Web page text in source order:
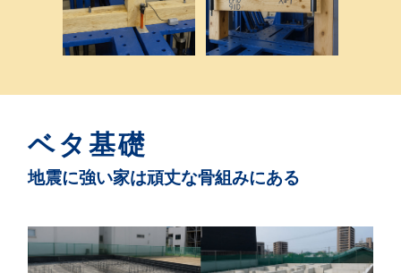
ベタ基礎
地震に強い家は頑丈な骨組みにある